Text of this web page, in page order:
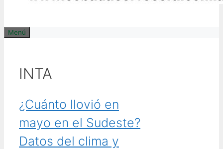
Menú
INTA
¿Cuánto llovió en
mayo en el Sudeste?
Datos del clima y